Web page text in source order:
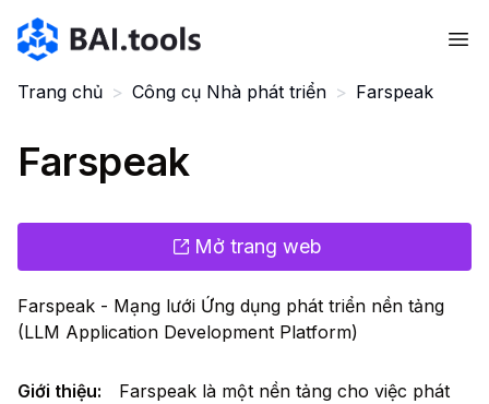
Bai.tools
Trang chủ > Công cụ Nhà phát triển > Farspeak
Farspeak
Mở trang web
Farspeak - Mạng lưới Ứng dụng phát triển nền tảng
(LLM Application Development Platform)
Giới thiệu:
Farspeak là một nền tảng cho việc phát